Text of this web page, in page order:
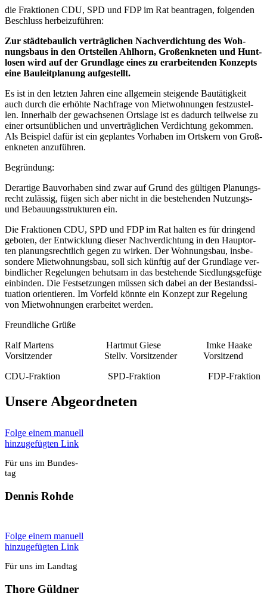
die Frak­tio­nen CDU, SPD und FDP im Rat bean­tra­gen, fol­gen­den
Beschluss her­bei­zu­füh­ren:
Zur städ­te­bau­lich ver­träg­li­chen Nach­ver­dich­tung des Woh­
nungs­baus in den Orts­tei­len Ahl­horn, Groß­enkne­ten und Hunt­
lo­sen wird auf der Grund­la­ge eines zu erar­bei­ten­den Kon­zepts
eine Bau­leit­pla­nung auf­ge­stellt.
Es ist in den letz­ten Jah­ren eine all­ge­mein stei­gen­de Bau­tä­tig­keit
auch durch die erhöh­te Nach­fra­ge von Miet­woh­nun­gen fest­zu­stel­
len. Inner­halb der gewach­se­nen Orts­la­ge ist es dadurch teil­wei­se zu
einer orts­un­üb­li­chen und unver­träg­li­chen Ver­dich­tung gekom­men.
Als Bei­spiel dafür ist ein geplan­tes Vor­ha­ben im Orts­kern von Groß­
enkne­ten anzu­füh­ren.
Begrün­dung:
Der­ar­ti­ge Bau­vor­ha­ben sind zwar auf Grund des gül­ti­gen Pla­nungs­
recht zuläs­sig, fügen sich aber nicht in die bestehen­den Nut­zungs-
und Bebau­ungs­struk­tu­ren ein.
Die Frak­tio­nen CDU, SPD und FDP im Rat hal­ten es für drin­gend
gebo­ten, der Ent­wick­lung die­ser Nach­ver­dich­tung in den Haupt­or­
ten pla­nungs­recht­lich gegen zu wir­ken. Der Woh­nungs­bau, ins­be­
son­de­re Miet­woh­nungs­bau, soll sich künf­tig auf der Grund­la­ge ver­
bind­li­cher Rege­lun­gen behut­sam in das bestehen­de Sied­lungs­ge­fü­ge
ein­bin­den. Die Fest­set­zun­gen müs­sen sich dabei an der Bestands­si­
tua­ti­on ori­en­tie­ren. Im Vor­feld könn­te ein Kon­zept zur Rege­lung
von Miet­woh­nun­gen erar­bei­tet wer­den.
Freund­li­che Grü­ße
Ralf Mar­tens Hart­mut Gie­se Imke Haa­ke
Vor­sit­zen­der Stellv. Vor­sit­zen­der Vor­sit­zend
CDU-Frak­ti­on SPD-Frak­ti­on FDP-Frak­ti­on
Unse­re Abge­ord­ne­ten
Fol­ge einem manu­ell
hin­zu­ge­füg­ten Link
Für uns im Bun­des­
tag
Den­nis Roh­de
Fol­ge einem manu­ell
hin­zu­ge­füg­ten Link
Für uns im Land­tag
Tho­re Güld­ner